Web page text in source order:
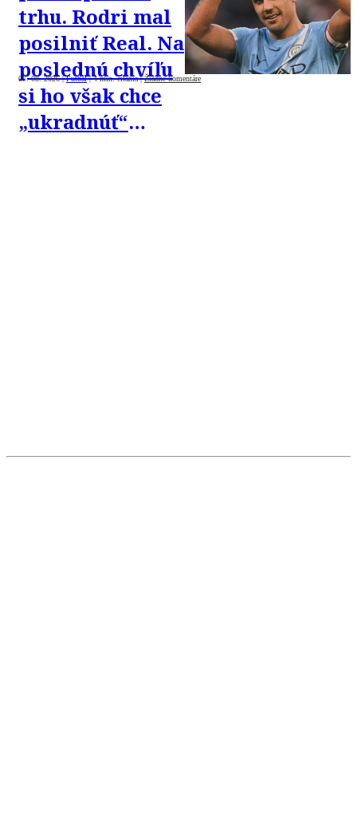
trhu. Rodri mal
posilniť Real. Na
poslednú chvíľu
si ho však chce
„ukradnúť“
07. 08. 2026| Futbal |4 min. čítania| Žiadne komentáre